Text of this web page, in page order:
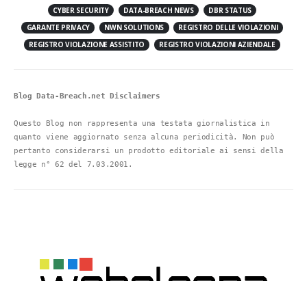
CYBER SECURITY DATA-BREACH NEWS
DBR STATUS
GARANTE PRIVACY
NWN SOLUTIONS
REGISTRO DELLE VIOLAZIONI
REGISTRO VIOLAZIONE ASSISTITO
REGISTRO VIOLAZIONI AZIENDALE
Blog Data-Breach.net Disclaimers
Questo Blog non rappresenta una testata giornalistica in
quanto viene aggiornato senza alcuna periodicità. Non può
pertanto considerarsi un prodotto editoriale ai sensi della
legge n° 62 del 7.03.2001.